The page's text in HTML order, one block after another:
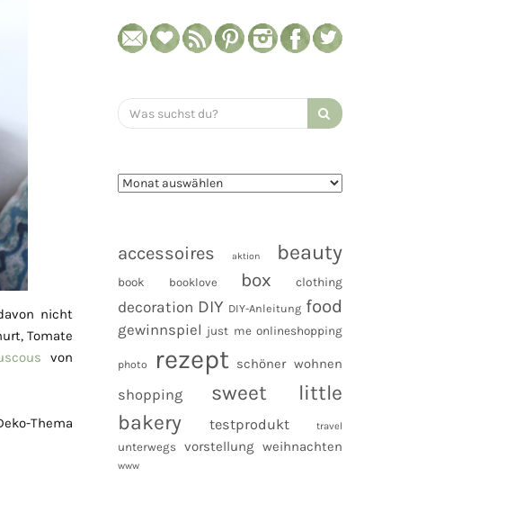
nicht
Tomate
von
Thema
Search
for:
accessoires aktion beauty
book booklove box clothing
decoration DIY DIY-Anleitung food
gewinnspiel just me onlineshopping
photo rezept schöner wohnen
shopping
sweet little
bakery
testprodukt travel
unterwegs vorstellung weihnachten
www